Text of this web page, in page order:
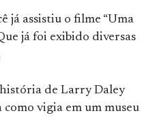
já assistiu o filme “Uma
já foi exibido diversas
de Larry Daley
vigia em um museu